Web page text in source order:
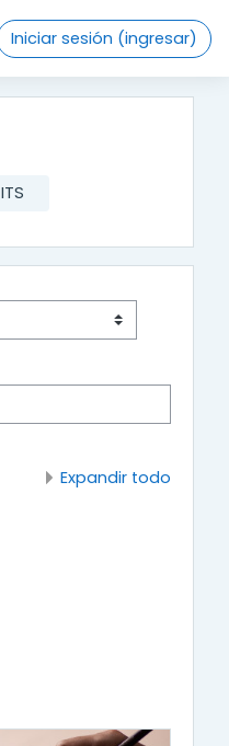
Iniciar sesión (ingresar)
ITS
Expandir todo